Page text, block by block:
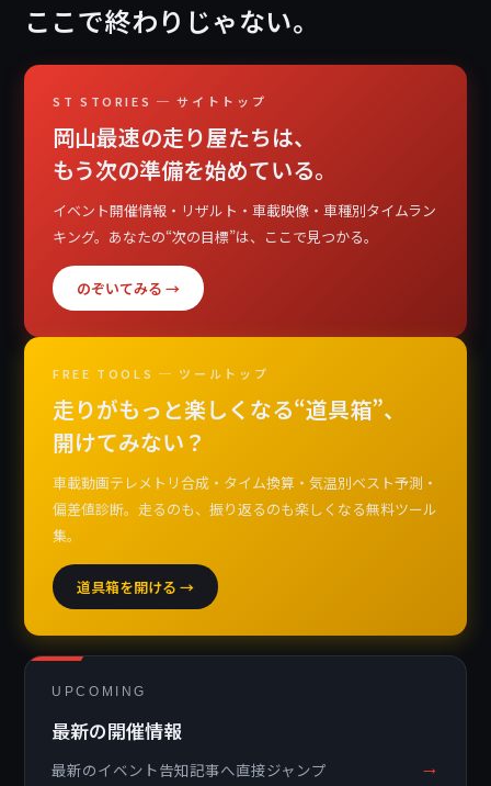
ここで終わりじゃない。
ST STORIES ─ サイトトップ
岡山最速の走り屋たちは、
もう次の準備を始めている。
イベント開催情報・リザルト・車載映像・車種別タイムラン
キング。あなたの“次の目標”は、ここで見つかる。
のぞいてみる →
FREE TOOLS ─ ツールトップ
走りがもっと楽しくなる“道具箱”、
開けてみない？
車載動画テレメトリ合成・タイム換算・気温別ベスト予測・
偏差値診断。走るのも、振り返るのも楽しくなる無料ツール
集。
道具箱を開ける →
UPCOMING
最新の開催情報
最新のイベント告知記事へ直接ジャンプ →